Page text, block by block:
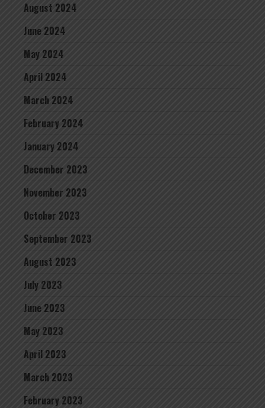
August 2024
June 2024
May 2024
April 2024
March 2024
February 2024
January 2024
December 2023
November 2023
October 2023
September 2023
August 2023
July 2023
June 2023
May 2023
April 2023
March 2023
February 2023